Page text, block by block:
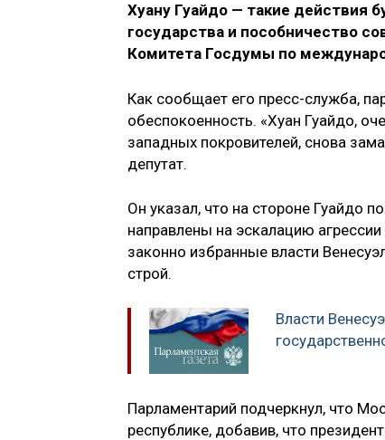
Хуану Гуайдо — такие действия
государства и пособничество
Комитета Госдумы по
Как сообщает его пресс-служба,
обеспокоенность. «Хуан Гуайдо,
западных покровителей, снова
депутат.
Он указал, что на стороне Гуайдо
направлены на эскалацию
законно избранные власти
строй.
Власти
Парламентарий подчеркнул, что
республике, добавив, что